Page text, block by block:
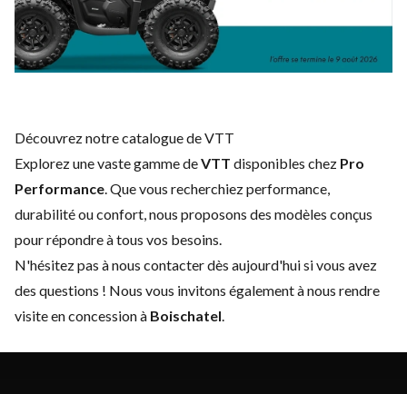
Découvrez notre catalogue de VTT
Explorez une vaste gamme deVTT disponibles chez Pro
Performance. Que vous recherchiez performance,
durabilité ou confort, nous proposons des modèles conçus
pour répondre à tous vos besoins.
N'hésitez pas ànous contacterdès aujourd'hui si vous avez
des questions ! Nous vous invitons également à nous rendre
visite en concession à Boischatel.